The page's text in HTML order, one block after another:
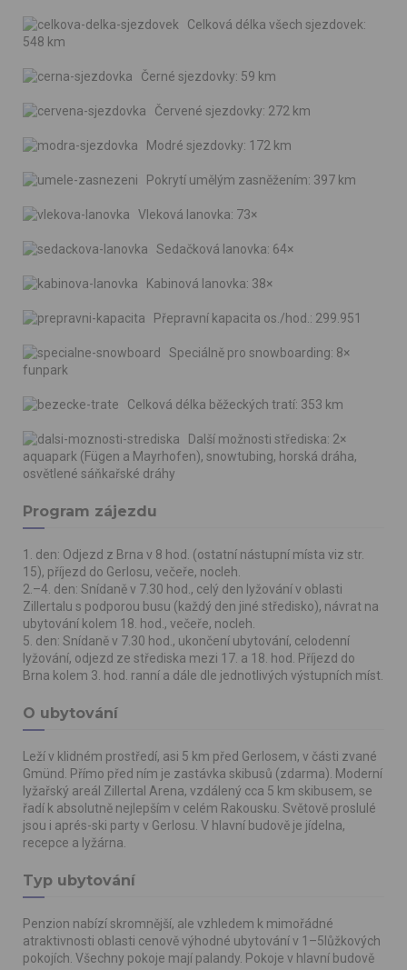
Celková délka všech sjezdovek:
548 km
Černé sjezdovky: 59 km
Červené sjezdovky: 272 km
Modré sjezdovky: 172 km
Pokrytí umělým zasněžením: 397 km
Vleková lanovka: 73×
Sedačková lanovka: 64×
Kabinová lanovka: 38×
Přepravní kapacita os./hod.: 299.951
Speciálně pro snowboarding: 8×
funpark
Celková délka běžeckých tratí: 353 km
Další možnosti střediska: 2×
aquapark (Fügen a Mayrhofen), snowtubing, horská dráha,
osvětlené sáňkařské dráhy
Program zájezdu
1. den: Odjezd z Brna v 8 hod. (ostatní nástupní místa viz str.
15), příjezd do Gerlosu, večeře, nocleh.
2.–4. den: Snídaně v 7.30 hod., celý den lyžování v oblasti
Zillertalu s podporou busu (každý den jiné středisko), návrat na
ubytování kolem 18. hod., večeře, nocleh.
5. den: Snídaně v 7.30 hod., ukončení ubytování, celodenní
lyžování, odjezd ze střediska mezi 17. a 18. hod. Příjezd do
Brna kolem 3. hod. ranní a dále dle jednotlivých výstupních míst.
O ubytování
Leží v klidném prostředí, asi 5 km před Gerlosem, v části zvané
Gmünd. Přímo před ním je zastávka skibusů (zdarma). Moderní
lyžařský areál Zillertal Arena, vzdálený cca 5 km skibusem, se
řadí k absolutně nejlepším v celém Rakousku. Světově proslulé
jsou i aprés-ski party v Gerlosu. V hlavní budově je jídelna,
recepce a lyžárna.
Typ ubytování
Penzion nabízí skromnější, ale vzhledem k mimořádné
atraktivnosti oblasti cenově výhodné ubytování v 1–5lůžkových
pokojích. Všechny pokoje mají palandy. Pokoje v hlavní budově